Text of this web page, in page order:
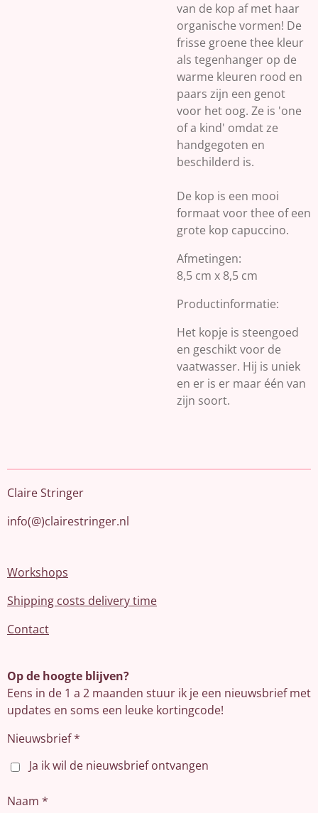
van de kop af met haar
organische vormen! De
frisse groene thee kleur
als tegenhanger op de
warme kleuren rood en
paars zijn een genot
voor het oog. Ze is 'one
of a kind' omdat ze
handgegoten en
beschilderd is.
De kop is een mooi
formaat voor thee of een
grote kop capuccino.
Afmetingen:
8,5 cm x 8,5 cm
Productinformatie:
Het kopje is steengoed
en geschikt voor de
vaatwasser. Hij is uniek
en er is er maar één van
zijn soort.
Claire Stringer
info(@)clairestringer.nl
Workshops
Shipping costs delivery time
Contact
Op de hoogte blijven?
Eens in de 1 a 2 maanden stuur ik je een nieuwsbrief met
updates en soms een leuke kortingcode!
Nieuwsbrief *
Ja ik wil de nieuwsbrief ontvangen
Naam *